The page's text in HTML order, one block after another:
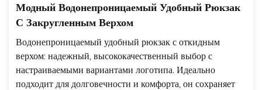
Модный Водонепроницаемый Удобный Рюкзак
С Закругленным Верхом
Водонепроницаемый удобный рюкзак с откидным
верхом: надежный, высококачественный выбор с
настраиваемыми вариантами логотипа. Идеально
подходит для долговечности и комфорта, он сохраняет